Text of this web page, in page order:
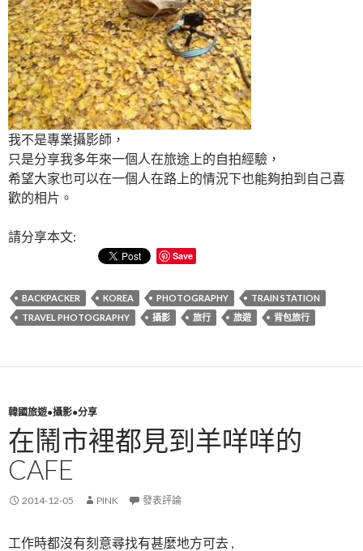
我不是專業攝影師，
只是分享我多年來一個人在旅途上的自拍經驗，
希望大家也可以在一個人在路上的情況下也能夠拍到自己喜
歡的相片。
請分享本文:
Save
BACKPACKER KOREA PHOTOGRAPHY
TRAIN STATION
TRAVEL PHOTOGRAPHY
攝影 旅行 旅遊 背包旅行
韓國旅遊●攝影●分享
在鬧市裡都見到羊咩咩的
CAFE
2014-12-05 PINK 發表評論
工作時都沒有刻意尋找有甚麼地方可去 ,